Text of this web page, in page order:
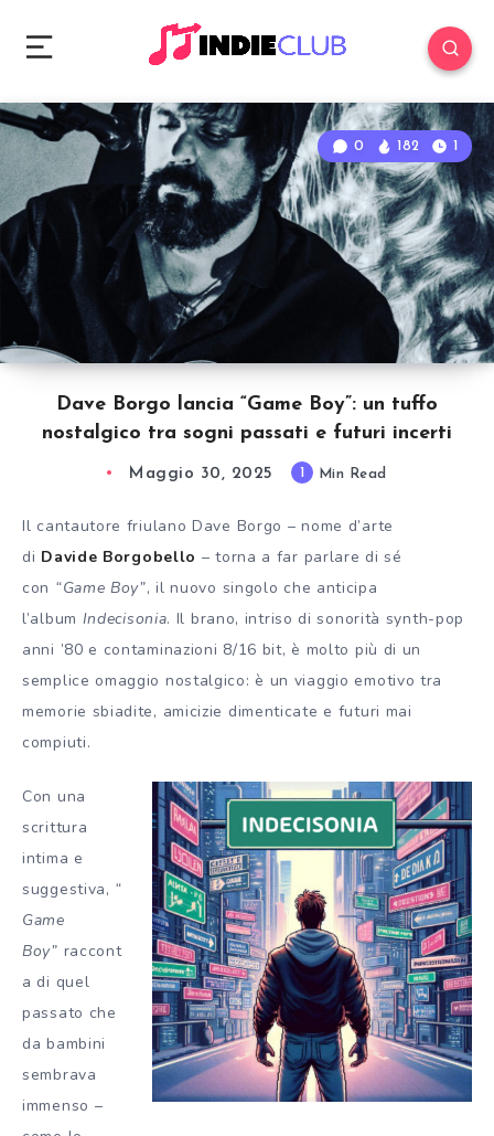
Dave Borgo lancia “Game Boy”: un tuffo
nostalgico tra sogni passati e futuri incerti
0 182 1
Maggio 30, 2025 Min Read
Il cantautore friulano Dave Borgo – nome d’arte
di Davide Borgobello – torna a far parlare di sé
con “Game Boy”, il nuovo singolo che anticipa
l’album Indecisonia. Il brano, intriso di sonorità synth-pop
anni ’80 e contaminazioni 8/16 bit, è molto più di un
semplice omaggio nostalgico: è un viaggio emotivo tra
memorie sbiadite, amicizie dimenticate e futuri mai
compiuti.
Con una
scrittura
intima e
suggestiva, “
Game
Boy” raccont
a di quel
passato che
da bambini
sembrava
immenso –